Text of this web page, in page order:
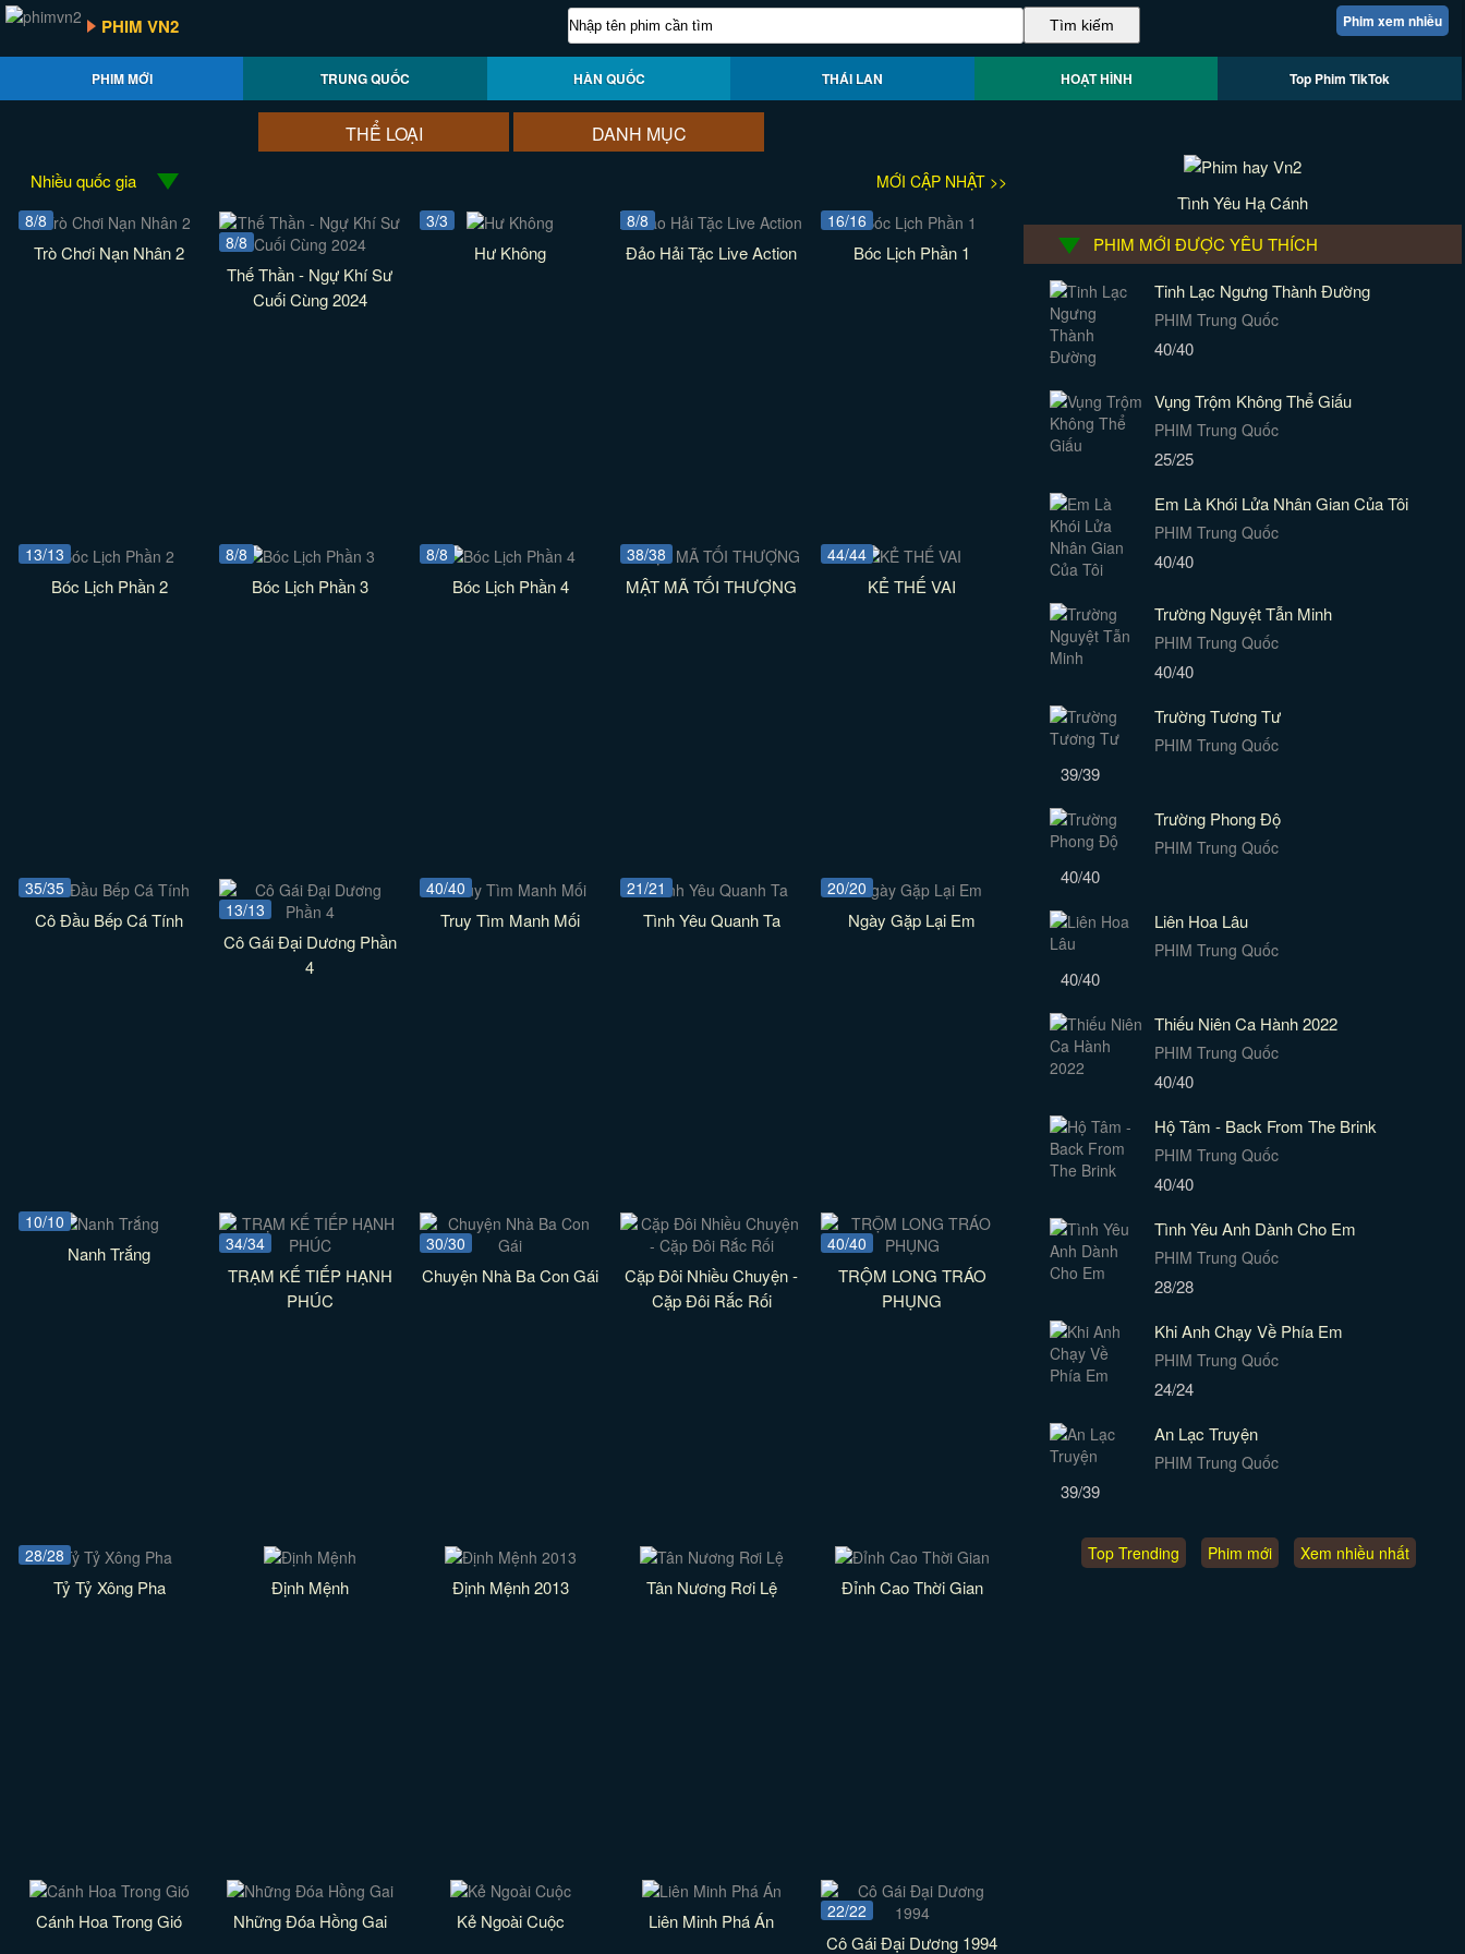
Phim xem nhiều
PHIM VN2
PHIM MỚI TRUNG QUỐC HÀN QUỐC THÁI LAN HOẠT HÌNH Top Phim TikTok
THỂ LOẠI DANH MỤC
Nhiều quốc gia
MỚI CẬP NHẬT >>
8/8
Trò Chơi Nạn Nhân 2 8/8
Thế Thần - Ngự Khí Sư
Cuối Cùng 2024
3/3
Hư Không
8/8
Đảo Hải Tặc Live Action
16/16
Bóc Lịch Phần 1
13/13
Bóc Lịch Phần 2
8/8
Bóc Lịch Phần 3
8/8
Bóc Lịch Phần 4
38/38
MẬT MÃ TỐI THƯỢNG
44/44
KẺ THẾ VAI
35/35
Cô Đầu Bếp Cá Tính 13/13
Cô Gái Đại Dương Phần
4
40/40
Truy Tìm Manh Mối
21/21
Tình Yêu Quanh Ta
20/20
Ngày Gặp Lại Em
10/10
Nanh Trắng 34/34
TRẠM KẾ TIẾP HẠNH
PHÚC
30/30
Chuyện Nhà Ba Con Gái
Cặp Đôi Nhiều Chuyện -
Cặp Đôi Rắc Rối
40/40
TRỘM LONG TRÁO
PHỤNG
28/28
Tỷ Tỷ Xông Pha Định Mệnh Định Mệnh 2013 Tân Nương Rơi Lệ Đỉnh Cao Thời Gian
Cánh Hoa Trong Gió Những Đóa Hồng Gai Kẻ Ngoài Cuộc Liên Minh Phá Án 22/22
Cô Gái Đại Dương 1994
Tình Yêu Hạ Cánh
PHIM MỚI ĐƯỢC YÊU THÍCH
Tinh Lạc Ngưng Thành Đường
PHIM Trung Quốc
40/40
Vụng Trộm Không Thể Giấu
PHIM Trung Quốc
25/25
Em Là Khói Lửa Nhân Gian Của Tôi
PHIM Trung Quốc
40/40
Trường Nguyệt Tẫn Minh
PHIM Trung Quốc
40/40
Trường Tương Tư
PHIM Trung Quốc
39/39
Trường Phong Độ
PHIM Trung Quốc
40/40
Liên Hoa Lâu
PHIM Trung Quốc
40/40
Thiếu Niên Ca Hành 2022
PHIM Trung Quốc
40/40
Hộ Tâm - Back From The Brink
PHIM Trung Quốc
40/40
Tình Yêu Anh Dành Cho Em
PHIM Trung Quốc
28/28
Khi Anh Chạy Về Phía Em
PHIM Trung Quốc
24/24
An Lạc Truyện
PHIM Trung Quốc
39/39
Top Trending Phim mới Xem nhiều nhất